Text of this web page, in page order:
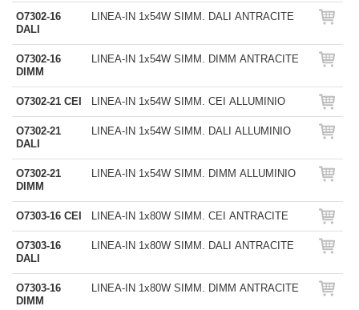
O7302-16
DALI
LINEA-IN 1x54W SIMM. DALI ANTRACITE
O7302-16
DIMM
LINEA-IN 1x54W SIMM. DIMM ANTRACITE
O7302-21 CEI LINEA-IN 1x54W SIMM. CEI ALLUMINIO
O7302-21
DALI
LINEA-IN 1x54W SIMM. DALI ALLUMINIO
O7302-21
DIMM
LINEA-IN 1x54W SIMM. DIMM ALLUMINIO
O7303-16 CEI LINEA-IN 1x80W SIMM. CEI ANTRACITE
O7303-16
DALI
LINEA-IN 1x80W SIMM. DALI ANTRACITE
O7303-16
DIMM
LINEA-IN 1x80W SIMM. DIMM ANTRACITE